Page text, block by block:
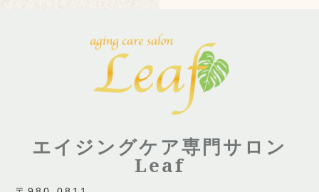
エイジングケア専門サロン
Leaf